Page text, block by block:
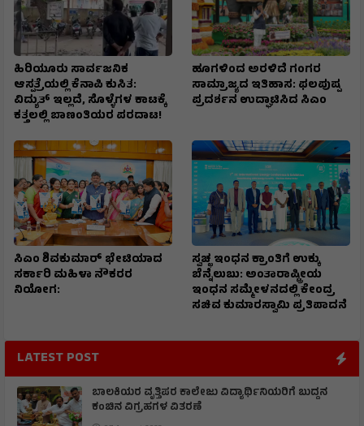
ಹಿರಿಯೂರು ಸಾರ್ವಜನಿಕ
ಆಸ್ಪತ್ರೆಯಲ್ಲಿ ಕೆನಾಪಿ ಕುಸಿತ:
ವಿದ್ಯುತ್‌ ಇಲ್ಲದೆ, ಸೊಳ್ಳೆಗಳ ಕಾಟಕ್ಕೆ
ಕತ್ತಲಲ್ಲಿ ಬಾಣಂತಿಯರ ಪರದಾಟ!
ಹೂಗಳಿಂದ ಅರಳಿದೆ ಗಂಗರ
ಸಾಮ್ರಾಜ್ಯದ ಇತಿಹಾಸ: ಫಲಪುಷ್ಪ
ಪ್ರದರ್ಶನ ಉದ್ಘಾಟಿಸಿದ ಸಿಎಂ
ಸಿಎಂ ಶಿವಕುಮಾರ್‌ ಭೇಟಿಯಾದ
ಸರ್ಕಾರಿ ಮಹಿಳಾ ನೌಕರರ
ನಿಯೋಗ:
ಸ್ವಚ್ಛ ಇಂಧನ ಕ್ರಾಂತಿಗೆ ಉಕ್ಕು
ಬೆನ್ನೆಲುಬು: ಅಂತಾರಾಷ್ಟ್ರೀಯ
ಇಂಧನ ಸಮ್ಮೇಳನದಲ್ಲಿ ಕೇಂದ್ರ
ಸಚಿವ ಕುಮಾರಸ್ವಾಮಿ ಪ್ರತಿಪಾದನೆ
LATEST POST
ಬಾಲಕಿಯರ ವೃತ್ತಿಪರ ಕಾಲೇಜು ವಿದ್ಯಾರ್ಥಿನಿಯರಿಗೆ ಬುದ್ದನ
ಕಂಚಿನ ವಿಗ್ರಹಗಳ ವಿತರಣೆ